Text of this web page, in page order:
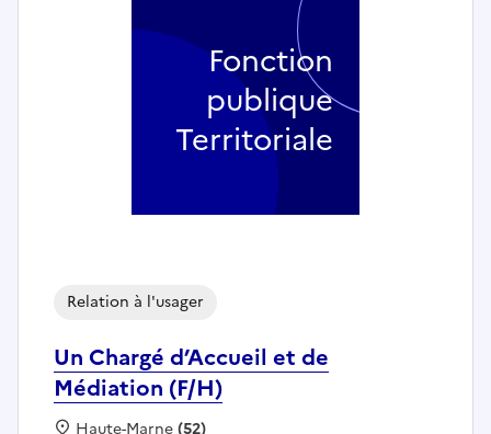
Un Chargé d’Accueil et de
Médiation (F/H)
Relation à l'usager
Localisation :
Haute-Marne(52)
Fonction
publique
Territoriale